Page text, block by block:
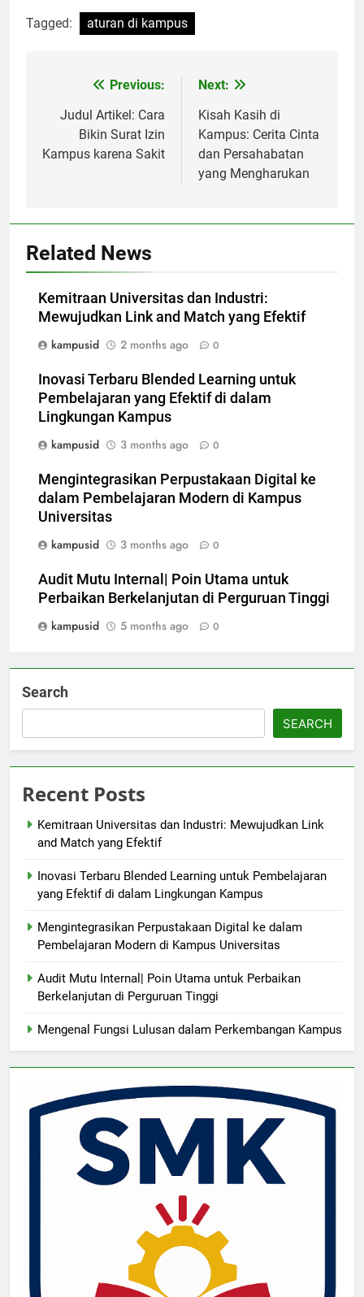
Tagged: aturan di kampus
navigation
Previous:
Judul Artikel: Cara
Bikin Surat Izin
Kampus karena Sakit
Next:
Kisah Kasih di
Kampus: Cerita Cinta
dan Persahabatan
yang Mengharukan
Related News
Kemitraan Universitas dan Industri:
Mewujudkan Link and Match yang Efektif
kampusid
2 months ago 0
Inovasi Terbaru Blended Learning untuk
Pembelajaran yang Efektif di dalam
Lingkungan Kampus
kampusid
3 months ago 0
Mengintegrasikan Perpustakaan Digital ke
dalam Pembelajaran Modern di Kampus
Universitas
kampusid
3 months ago 0
Audit Mutu Internal| Poin Utama untuk
Perbaikan Berkelanjutan di Perguruan Tinggi
kampusid
5 months ago 0
Search
SEARCH
Recent Posts
Kemitraan Universitas dan Industri: Mewujudkan Link
and Match yang Efektif
Inovasi Terbaru Blended Learning untuk Pembelajaran
yang Efektif di dalam Lingkungan Kampus
Mengintegrasikan Perpustakaan Digital ke dalam
Pembelajaran Modern di Kampus Universitas
Audit Mutu Internal| Poin Utama untuk Perbaikan
Berkelanjutan di Perguruan Tinggi
Mengenal Fungsi Lulusan dalam Perkembangan Kampus